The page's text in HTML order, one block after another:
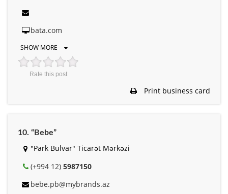
bata.com
SHOW MORE
Rate this post
Print business card
10. “Bebe”
"Park Bulvar" Ticarət Mərkəzi
(+994 12) 5987150
bebe.pb@mybrands.az